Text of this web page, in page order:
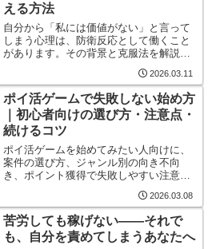
える方法
自分から「私には価値がない」と言って
しまう心理は、防衛反応として働くこと
があります。その背景と克服法を解説し
2026.03.11
ポイ活ゲームで失敗しない始め方
｜初心者向けの選び方・注意点・
続けるコツ
ポイ活ゲームを始めてみたい人向けに、
案件の選び方、ジャンル別の向き不向
き、ポイント獲得で失敗しやすい注意
点、無理なく続けるコツをまとめまし
た。ゲームを楽しみながら効率よくポイ
ントを貯めたい人に役立つ入門ガイドで
す。
2026.03.08
苦労しても稼げない——それで
も、自分を責めてしまうあなたへ